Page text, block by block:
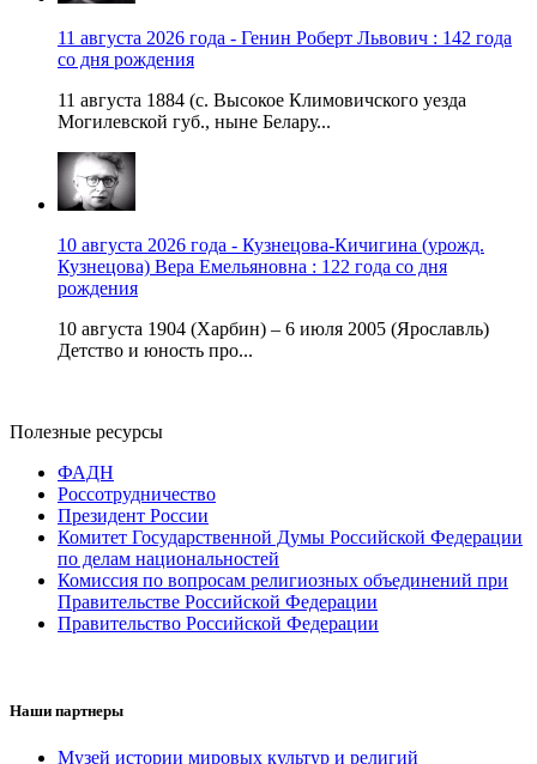
11 августа 2026 года - Генин Роберт Львович : 142 года
со дня рождения
11 августа 1884 (с. Высокое Климовичского уезда
Могилевской губ., ныне Белару...
10 августа 2026 года - Кузнецова-Кичигина (урожд.
Кузнецова) Вера Емельяновна : 122 года со дня
рождения
10 августа 1904 (Харбин) – 6 июля 2005 (Ярославль)
Детство и юность про...
Полезные ресурсы
ФАДН
Россотрудничество
Президент России
Комитет Государственной Думы Российской Федерации
по делам национальностей
Комиссия по вопросам религиозных объединений при
Правительстве Российской Федерации
Правительство Российской Федерации
Наши партнеры
Музей истории мировых культур и религий